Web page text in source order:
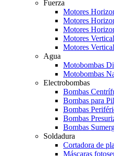
Fuerza
Motores
Motores
Motores
Motores
Motores
Agua
Motobombas
Motobombas
Electrobombas
Bombas
Bombas para
Bombas
Bombas
Bombas
Soldadura
Cortadora de
Máscaras